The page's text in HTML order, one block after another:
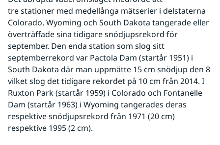
tre stationer med medellånga mätserier i delstaterna
Colorado, Wyoming och South Dakota tangerade eller
överträffade sina tidigare snödjupsrekord för
september. Den enda station som slog sitt
septemberrekord var Pactola Dam (startår 1951) i
South Dakota där man uppmätte 15 cm snödjup den 8
vilket slog det tidigare rekordet på 10 cm från 2014. I
Ruxton Park (startår 1959) i Colorado och Fontanelle
Dam (startår 1963) i Wyoming tangerades deras
respektive snödjupsrekord från 1971 (20 cm)
respektive 1995 (2 cm).